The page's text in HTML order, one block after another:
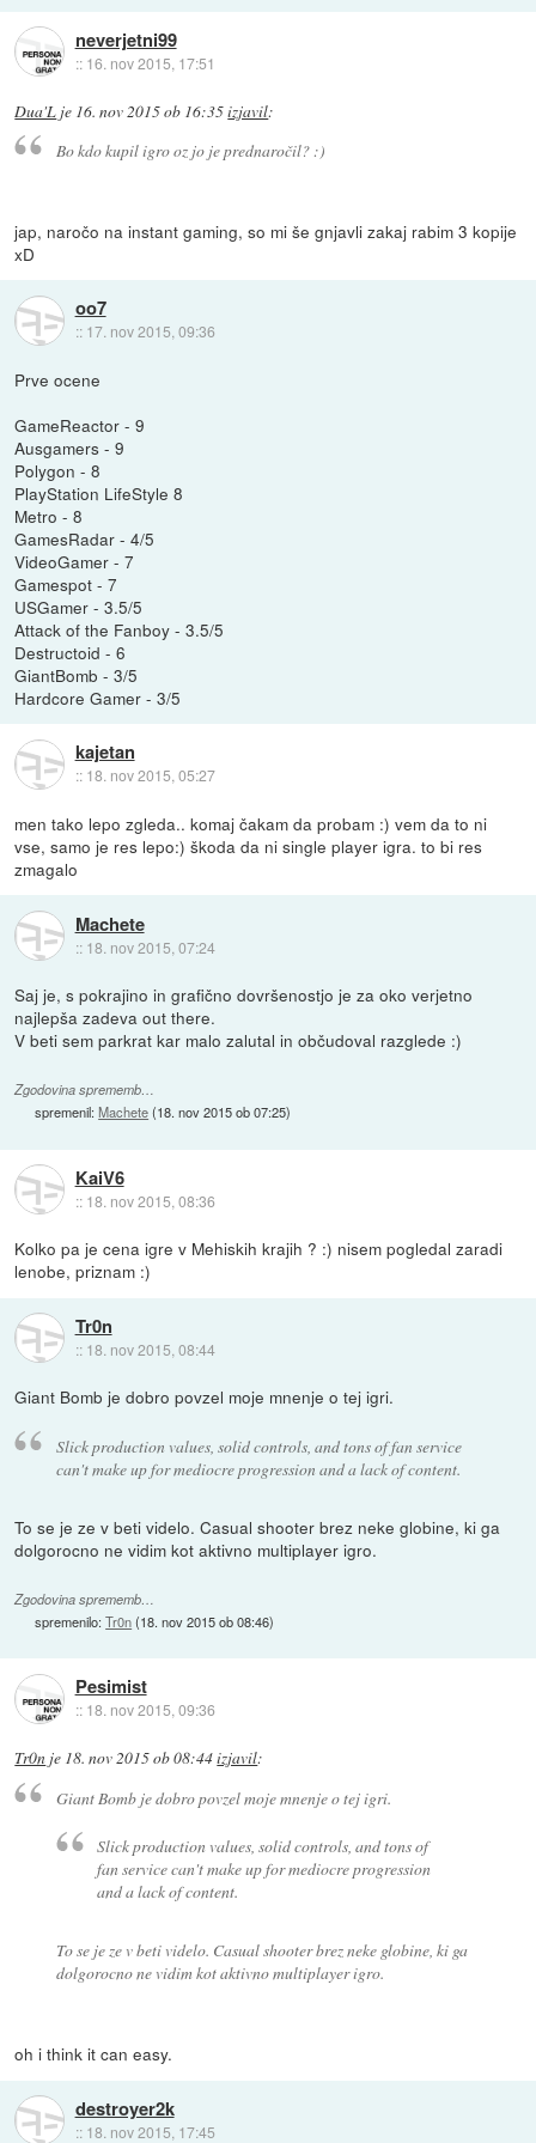
neverjetni99
:: 16. nov 2015, 17:51
Dua'L je 16. nov 2015 ob 16:35izjavil:
Bo kdo kupil igro oz jo je prednaročil? :)
jap, naročo na instant gaming, so mi še gnjavli zakaj rabim 3 kopije
xD
oo7
:: 17. nov 2015, 09:36
Prve ocene
GameReactor - 9
Ausgamers - 9
Polygon - 8
PlayStation LifeStyle 8
Metro - 8
GamesRadar - 4/5
VideoGamer - 7
Gamespot - 7
USGamer - 3.5/5
Attack of the Fanboy - 3.5/5
Destructoid - 6
GiantBomb - 3/5
Hardcore Gamer - 3/5
kajetan
:: 18. nov 2015, 05:27
men tako lepo zgleda.. komaj čakam da probam :) vem da to ni
vse, samo je res lepo:) škoda da ni single player igra. to bi res
zmagalo
Machete
:: 18. nov 2015, 07:24
Saj je, s pokrajino in grafično dovršenostjo je za oko verjetno
najlepša zadeva out there.
V beti sem parkrat kar malo zalutal in občudoval razglede :)
Zgodovina sprememb…
spremenil:Machete(18. nov 2015 ob 07:25)
KaiV6
:: 18. nov 2015, 08:36
Kolko pa je cena igre v Mehiskih krajih ? :) nisem pogledal zaradi
lenobe, priznam :)
Tr0n
:: 18. nov 2015, 08:44
Giant Bomb je dobro povzel moje mnenje o tej igri.
Slick production values, solid controls, and tons of fan service
can't make up for mediocre progression and a lack of content.
To se je ze v beti videlo. Casual shooter brez neke globine, ki ga
dolgorocno ne vidim kot aktivno multiplayer igro.
Zgodovina sprememb…
spremenilo:Tr0n(18. nov 2015 ob 08:46)
Pesimist
:: 18. nov 2015, 09:36
Tr0n je 18. nov 2015 ob 08:44izjavil:
Giant Bomb je dobro povzel moje mnenje o tej igri.
Slick production values, solid controls, and tons of
fan service can't make up for mediocre progression
and a lack of content.
To se je ze v beti videlo. Casual shooter brez neke globine, ki ga
dolgorocno ne vidim kot aktivno multiplayer igro.
oh i think it can easy.
destroyer2k
:: 18. nov 2015, 17:45